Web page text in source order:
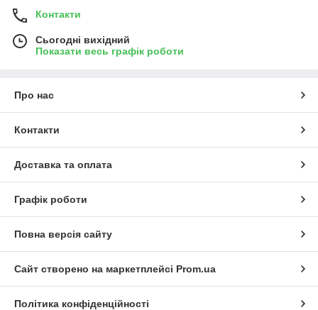
Контакти
Сьогодні вихідний
Показати весь графік роботи
Про нас
Контакти
Доставка та оплата
Графік роботи
Повна версія сайту
Сайт створено на маркетплейсі Prom.ua
Політика конфіденційності